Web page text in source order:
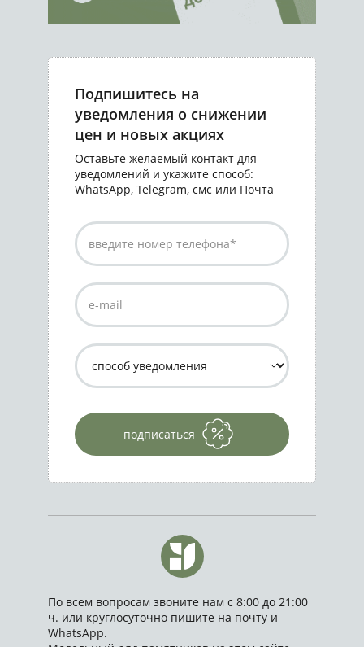
Подпишитесь на
уведомления о снижении
цен и новых акциях
Оставьте желаемый контакт для
уведомлений и укажите способ:
WhatsApp, Telegram, смс или Почта
подписаться
По всем вопросам звоните нам с 8:00 до 21:00
ч. или круглосуточно пишите на почту и
WhatsApp.